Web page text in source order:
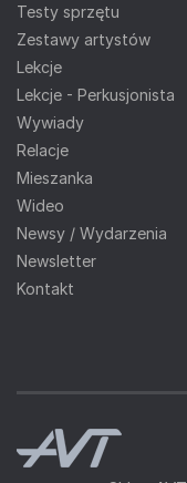
Testy sprzętu
Zestawy artystów
Lekcje
Lekcje - Perkusjonista
Wywiady
Relacje
Mieszanka
Wideo
Newsy / Wydarzenia
Newsletter
Kontakt